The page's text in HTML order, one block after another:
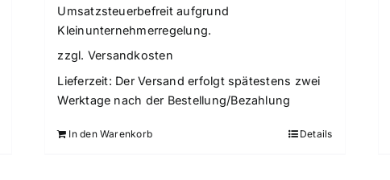
Umsatzsteuerbefreit aufgrund
Kleinunternehmerregelung.
zzgl. Versandkosten
Lieferzeit: Der Versand erfolgt spätestens zwei
Werktage nach der Bestellung/Bezahlung
In den Warenkorb Details